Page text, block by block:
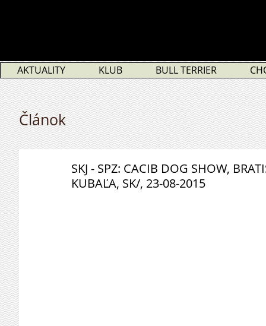
AKTUALITY KLUB BULL TERRIER
Článok
SKJ - SPZ: CACIB DOG SHOW,
KUBAĽA, SK/, 23-08-2015